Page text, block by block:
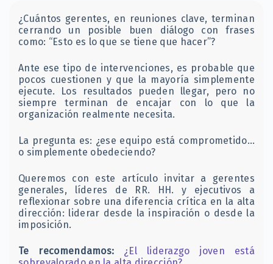
¿Cuántos gerentes, en reuniones clave, terminan
cerrando un posible buen diálogo con frases
como: “Esto es lo que se tiene que hacer”?
Ante ese tipo de intervenciones, es probable que
pocos cuestionen y que la mayoría simplemente
ejecute. Los resultados pueden llegar, pero no
siempre terminan de encajar con lo que la
organización realmente necesita.
La pregunta es: ¿ese equipo está comprometido…
o simplemente obedeciendo?
Queremos con este artículo invitar a gerentes
generales, líderes de RR. HH. y ejecutivos a
reflexionar sobre una diferencia crítica en la alta
dirección: liderar desde la inspiración o desde la
imposición.
Te recomendamos:
¿El liderazgo joven está